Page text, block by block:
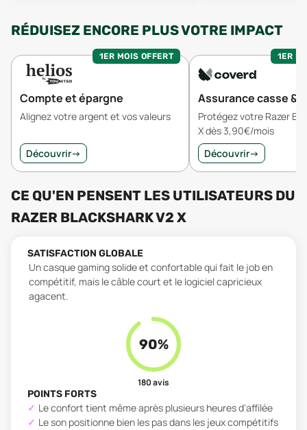
RÉDUISEZ ENCORE PLUS VOTRE IMPACT
1ER MOIS OFFERT
Compte et épargne
Alignez votre argent et vos valeurs
Découvrir→
1ER
Assurance casse &
Protégez votre Razer
X dès 3,90€/mois
Découvrir→
CE QU'EN PENSENT LES UTILISATEURS DU
RAZER BLACKSHARK V2 X
SATISFACTION GLOBALE
Un casque gaming solide et confortable qui fait le job en
compétitif, mais le câble court et le logiciel capricieux
agacent.
90%
180avis
POINTS FORTS
Le confort tient même après plusieurs heures d'affilée
Le son positionne bien les pas dans les jeux compétitifs